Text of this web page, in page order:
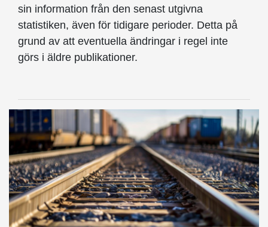
sin information från den senast utgivna
statistiken, även för tidigare perioder. Detta på
grund av att eventuella ändringar i regel inte
görs i äldre publikationer.